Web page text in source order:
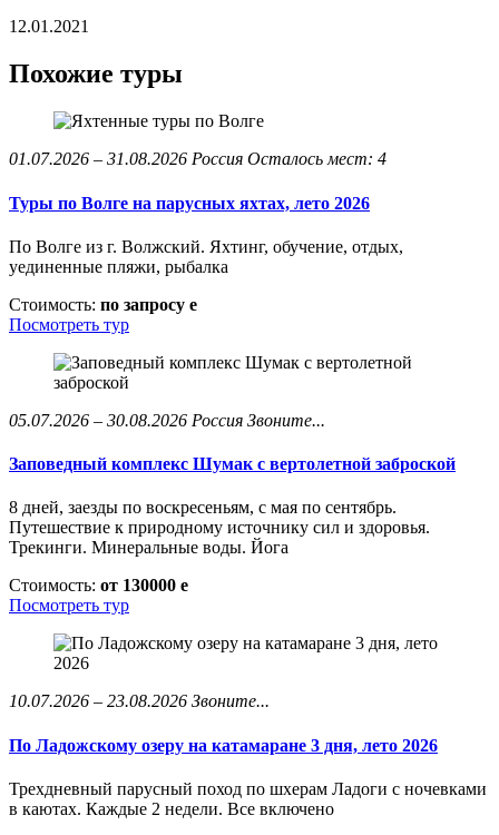
12.01.2021
Похожие туры
01.07.2026 – 31.08.2026 Россия Осталось мест: 4
Туры по Волге на парусных яхтах, лето 2026
По Волге из г. Волжский. Яхтинг, обучение, отдых,
уединенные пляжи, рыбалка
Стоимость: по запросу e
Посмотреть тур
05.07.2026 – 30.08.2026 Россия Звоните...
Заповедный комплекс Шумак с вертолетной заброской
8 дней, заезды по воскресеньям, с мая по сентябрь.
Путешествие к природному источнику сил и здоровья.
Трекинги. Минеральные воды. Йога
Стоимость: от 130000 e
Посмотреть тур
10.07.2026 – 23.08.2026 Звоните...
По Ладожскому озеру на катамаране 3 дня, лето 2026
Трехдневный парусный поход по шхерам Ладоги с ночевками
в каютах. Каждые 2 недели. Все включено